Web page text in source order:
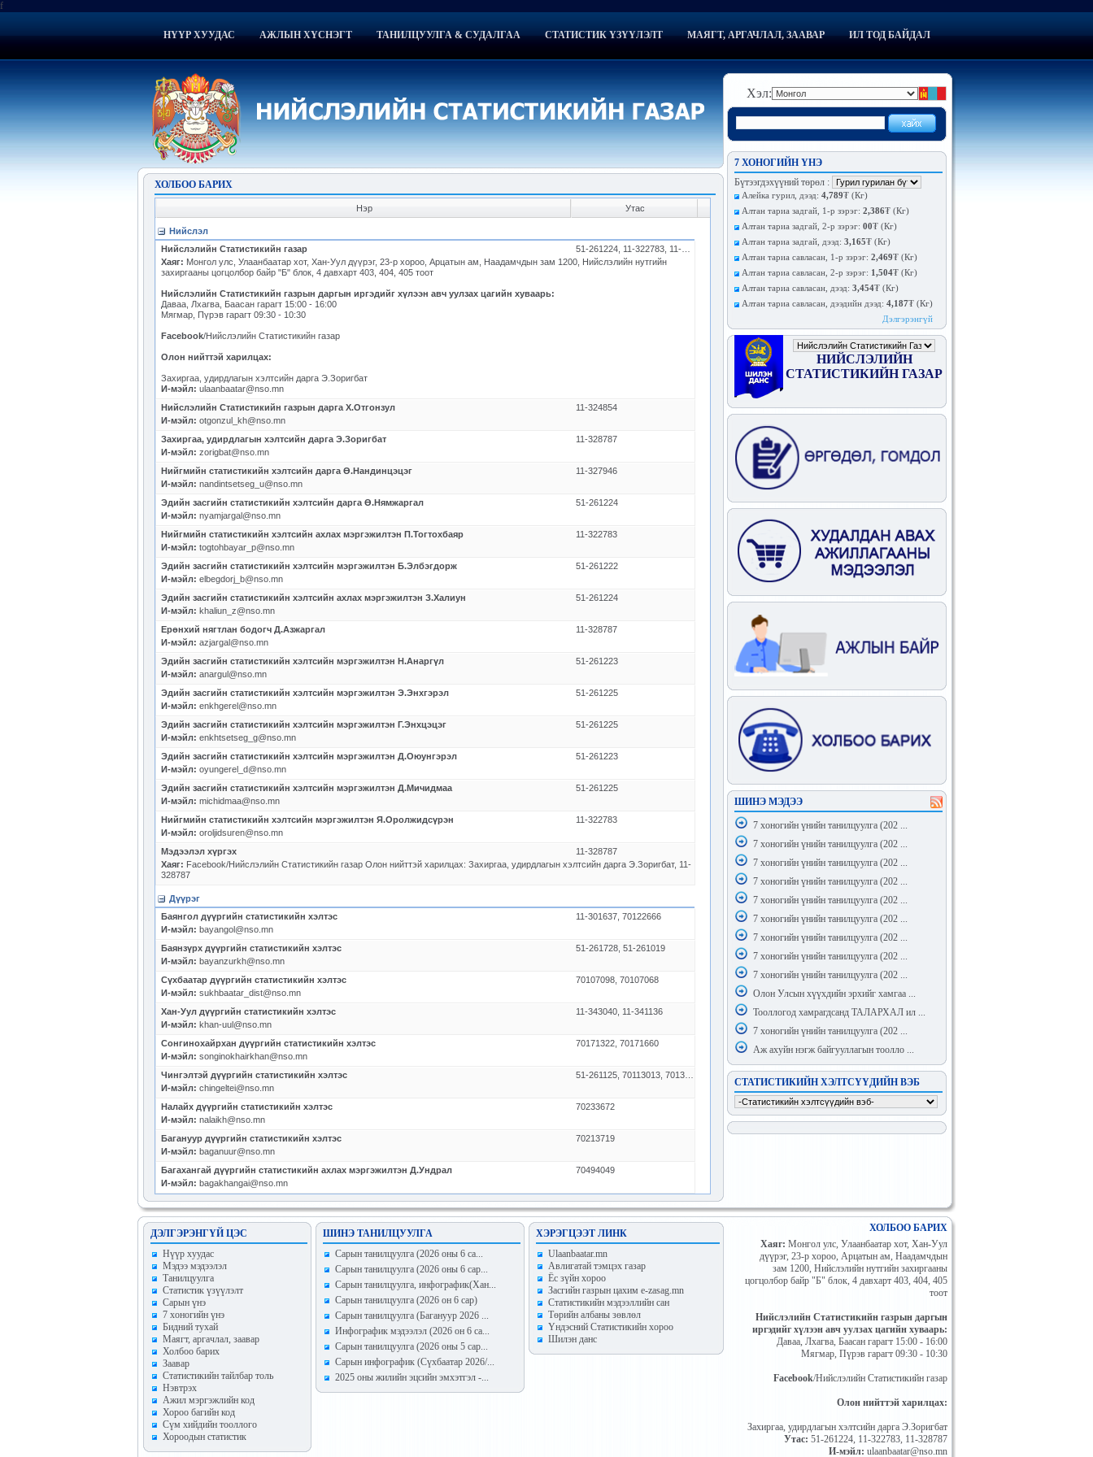
f
НҮҮР ХУУДАС АЖЛЫН ХҮСНЭГТ ТАНИЛЦУУЛГА & СУДАЛГАА СТАТИСТИК ҮЗҮҮЛЭЛТ МАЯГТ, АРГАЧЛАЛ, ЗААВАР ИЛ ТОД БАЙДАЛ
ХОЛБОО БАРИХ
Нэр Утас
Нийслэл
Нийслэлийн Статистикийн газар
51-261224, 11-322783, 11-328787
Хаяг: Mонгол улc, Улаанбаатар хот, Хан-Уул дүүрэг, 23-р хороо, Арцатын ам, Наадамчдын зам 1200, Нийслэлийн нутгийн
захиргааны цогцолбор байр "Б" блок, 4 давхарт 403, 404, 405 тоот
Нийслэлийн Статистикийн газрын даргын иргэдийг хүлээн авч уулзах цагийн хуваарь:
Даваа, Лхагва, Баасан гарагт 15:00 - 16:00
Мягмар, Пүрэв гарагт 09:30 - 10:30
Facebook/Нийслэлийн Статистикийн газар
Олон нийттэй харилцах:
Захиргаа, удирдлагын хэлтсийн дарга Э.Зоригбат
И-мэйл: ulaanbaatar@nso.mn
Нийслэлийн Статистикийн газрын дарга Х.Отгонзул
11-324854
И-мэйл: otgonzul_kh@nso.mn
Захиргаа, удирдлагын хэлтсийн дарга Э.Зоригбат
11-328787
И-мэйл: zorigbat@nso.mn
Нийгмийн статистикийн хэлтсийн дарга Ө.Нандинцэцэг
11-327946
И-мэйл: nandintsetseg_u@nso.mn
Эдийн засгийн статистикийн хэлтсийн дарга Ө.Нямжаргал
51-261224
И-мэйл: nyamjargal@nso.mn
Нийгмийн статистикийн хэлтсийн ахлах мэргэжилтэн П.Тогтохбаяр
11-322783
И-мэйл: togtohbayar_p@nso.mn
Эдийн засгийн статистикийн хэлтсийн мэргэжилтэн Б.Элбэгдорж
51-261222
И-мэйл: elbegdorj_b@nso.mn
Эдийн засгийн статистикийн хэлтсийн ахлах мэргэжилтэн З.Халиун
51-261224
И-мэйл: khaliun_z@nso.mn
Ерөнхий нягтлан бодогч Д.Азжаргал
11-328787
И-мэйл: azjargal@nso.mn
Эдийн засгийн статистикийн хэлтсийн мэргэжилтэн Н.Анаргүл
51-261223
И-мэйл: anargul@nso.mn
Эдийн засгийн статистикийн хэлтсийн мэргэжилтэн Э.Энхгэрэл
51-261225
И-мэйл: enkhgerel@nso.mn
Эдийн засгийн статистикийн хэлтсийн мэргэжилтэн Г.Энхцэцэг
51-261225
И-мэйл: enkhtsetseg_g@nso.mn
Эдийн засгийн статистикийн хэлтсийн мэргэжилтэн Д.Оюунгэрэл
51-261223
И-мэйл: oyungerel_d@nso.mn
Эдийн засгийн статистикийн хэлтсийн мэргэжилтэн Д.Мичидмаа
51-261225
И-мэйл: michidmaa@nso.mn
Нийгмийн статистикийн хэлтсийн мэргэжилтэн Я.Оролжидсүрэн
11-322783
И-мэйл: oroljidsuren@nso.mn
Мэдээлэл хүргэх
11-328787
Хаяг: Facebook/Нийслэлийн Статистикийн газар Олон нийттэй харилцах: Захиргаа, удирдлагын хэлтсийн дарга Э.Зоригбат, 11-
328787
Дүүрэг
Баянгол дүүргийн статистикийн хэлтэс
11-301637, 70122666
И-мэйл: bayangol@nso.mn
Баянзүрх дүүргийн статистикийн хэлтэс
51-261728, 51-261019
И-мэйл: bayanzurkh@nso.mn
Сүхбаатар дүүргийн статистикийн хэлтэс
70107098, 70107068
И-мэйл: sukhbaatar_dist@nso.mn
Хан-Уул дүүргийн статистикийн хэлтэс
11-343040, 11-341136
И-мэйл: khan-uul@nso.mn
Сонгинохайрхан дүүргийн статистикийн хэлтэс
70171322, 70171660
И-мэйл: songinokhairkhan@nso.mn
Чингэлтэй дүүргийн статистикийн хэлтэс
51-261125, 70113013, 70130767
И-мэйл: chingeltei@nso.mn
Налайх дүүргийн статистикийн хэлтэс
70233672
И-мэйл: nalaikh@nso.mn
Багануур дүүргийн статистикийн хэлтэс
70213719
И-мэйл: baganuur@nso.mn
Багахангай дүүргийн статистикийн ахлах мэргэжилтэн Д.Ундрал
70494049
И-мэйл: bagakhangai@nso.mn
Хэл:
7 ХОНОГИЙН ҮНЭ
Бүтээгдэхүүний төрөл :
Алейка гурил, дээд: 4,789₮ (Кг)
Алтан тариа задгай, 1-р зэрэг: 2,386₮ (Кг)
Алтан тариа задгай, 2-р зэрэг: 00₮ (Кг)
Алтан тариа задгай, дээд: 3,165₮ (Кг)
Алтан тариа савласан, 1-р зэрэг: 2,469₮ (Кг)
Алтан тариа савласан, 2-р зэрэг: 1,504₮ (Кг)
Алтан тариа савласан, дээд: 3,454₮ (Кг)
Алтан тариа савласан, дээдийн дээд: 4,187₮ (Кг)
Дэлгэрэнгүй
НИЙСЛЭЛИЙН
СТАТИСТИКИЙН ГАЗАР
ШИНЭ МЭДЭЭ
7 хоногийн үнийн танилцуулга (202 ...
7 хоногийн үнийн танилцуулга (202 ...
7 хоногийн үнийн танилцуулга (202 ...
7 хоногийн үнийн танилцуулга (202 ...
7 хоногийн үнийн танилцуулга (202 ...
7 хоногийн үнийн танилцуулга (202 ...
7 хоногийн үнийн танилцуулга (202 ...
7 хоногийн үнийн танилцуулга (202 ...
7 хоногийн үнийн танилцуулга (202 ...
Олон Улсын хүүхдийн эрхийг хамгаа ...
Тооллогод хамрагдсанд ТАЛАРХАЛ ил ...
7 хоногийн үнийн танилцуулга (202 ...
Аж ахуйн нэгж байгууллагын тоолло ...
СТАТИСТИКИЙН ХЭЛТСҮҮДИЙН ВЭБ
ДЭЛГЭРЭНГҮЙ ЦЭС
Hүүр хуудас
Мэдээ мэдээлэл
Танилцуулга
Статистик үзүүлэлт
Сарын үнэ
7 хоногийн үнэ
Бидний тухай
Маягт, аргачлал, заавар
Холбоо барих
Заавар
Статистикийн тайлбар толь
Нэвтрэх
Ажил мэргэжлийн код
Хороо багийн код
Сүм хийдийн тооллого
Хороодын статистик
ШИНЭ ТАНИЛЦУУЛГА
Сарын танилцуулга (2026 оны 6 са...
Сарын танилцуулга (2026 оны 6 сар...
Сарын танилцуулга, инфографик(Хан...
Сарын танилцуулга (2026 он 6 сар)
Сарын танилцуулга (Багануур 2026 ...
Инфографик мэдээлэл (2026 он 6 са...
Сарын танилцуулга (2026 оны 5 сар...
Сарын инфографик (Сүхбаатар 2026/...
2025 оны жилийн эцсийн эмхэтгэл -...
ХЭРЭГЦЭЭТ ЛИНК
Ulaanbaatar.mn
Авлигатай тэмцэх газар
Ёс зүйн хороо
Засгийн газрын цахим e-zasag.mn
Статистикийн мэдээллийн сан
Төрийн албаны зөвлөл
Үндэсний Статистикийн хороо
Шилэн данс
ХОЛБОО БАРИХ
Хаяг: Mонгол улc, Улаанбаатар хот, Хан-Уул
дүүрэг, 23-р хороо, Арцатын ам, Наадамчдын
зам 1200, Нийслэлийн нутгийн захиргааны
цогцолбор байр "Б" блок, 4 давхарт 403, 404, 405
тоот
Нийслэлийн Статистикийн газрын даргын
иргэдийг хүлээн авч уулзах цагийн хуваарь:
Даваа, Лхагва, Баасан гарагт 15:00 - 16:00
Мягмар, Пүрэв гарагт 09:30 - 10:30
Facebook/Нийслэлийн Статистикийн газар
Олон нийттэй харилцах:
Захиргаа, удирдлагын хэлтсийн дарга Э.Зоригбат
Утас: 51-261224, 11-322783, 11-328787
И-мэйл: ulaanbaatar@nso.mn